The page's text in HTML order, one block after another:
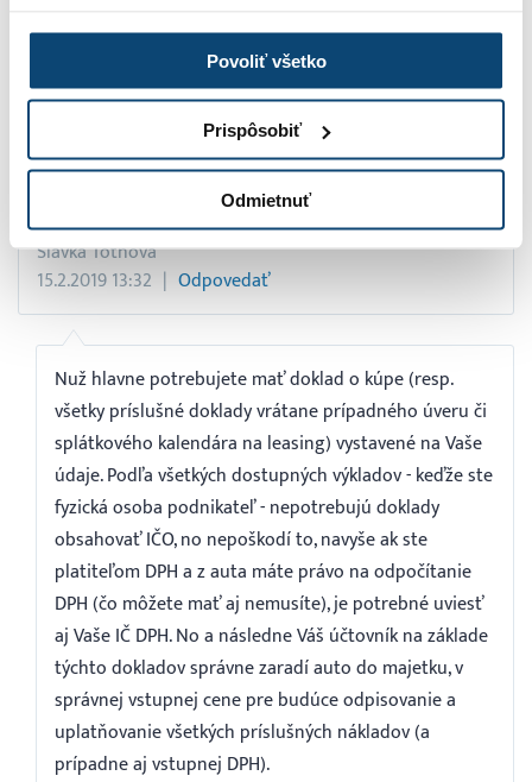
Povoliť všetko
Prispôsobiť
Odmietnuť
Dobrý deň. Mám IČO ako viazaný poisťovací agent
registrovaný v NBS (nie ŽR ani OR). Chcem si na IČO
kúpiť auto. Aké účtovné a daňové povinnosti mi z toho
Slavka Tóthová
15.2.2019 13:32
Odpovedať
Nuž hlavne potrebujete mať doklad o kúpe (resp.
všetky príslušné doklady vrátane prípadného úveru či
splátkového kalendára na leasing) vystavené na Vaše
údaje. Podľa všetkých dostupných výkladov - keďže ste
fyzická osoba podnikateľ - nepotrebujú doklady
obsahovať IČO, no nepoškodí to, navyše ak ste
platiteľom DPH a z auta máte právo na odpočítanie
DPH (čo môžete mať aj nemusíte), je potrebné uviesť
aj Vaše IČ DPH. No a následne Váš účtovník na základe
týchto dokladov správne zaradí auto do majetku, v
správnej vstupnej cene pre budúce odpisovanie a
uplatňovanie všetkých príslušných nákladov (a
prípadne aj vstupnej DPH).